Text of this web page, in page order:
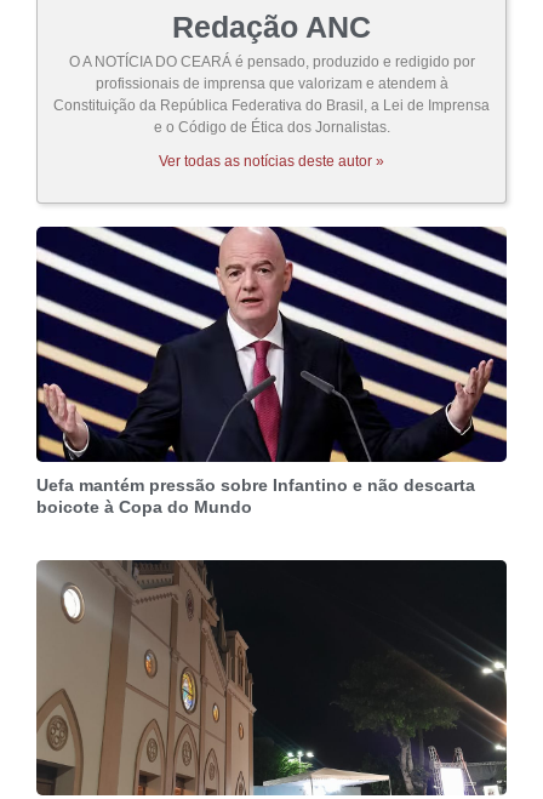
Redação ANC
O A NOTÍCIA DO CEARÁ é pensado, produzido e redigido por
profissionais de imprensa que valorizam e atendem à
Constituição da República Federativa do Brasil, a Lei de Imprensa
e o Código de Ética dos Jornalistas.
Ver todas as notícias deste autor »
Uefa mantém pressão sobre Infantino e não descarta
boicote à Copa do Mundo